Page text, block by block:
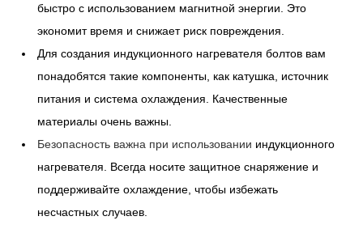
быстро с использованием магнитной энергии. Это
экономит время и снижает риск повреждения.
Для создания индукционного нагревателя болтов вам
понадобятся такие компоненты, как катушка, источник
питания и система охлаждения. Качественные
материалы очень важны.
Безопасность важна при использовании индукционного
нагревателя. Всегда носите защитное снаряжение и
поддерживайте охлаждение, чтобы избежать
несчастных случаев.